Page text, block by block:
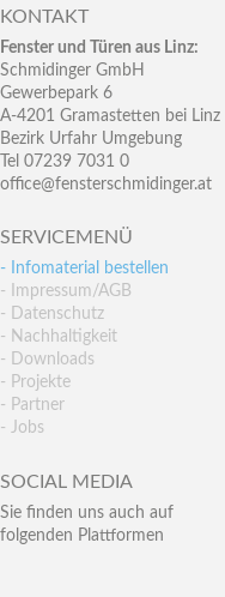
KONTAKT
Fenster und Türen aus Linz:
Schmidinger GmbH
Gewerbepark 6
A-4201 Gramastetten bei Linz
Bezirk Urfahr Umgebung
Tel 07239 7031 0
office@fensterschmidinger.at
SERVICEMENÜ
- Infomaterial bestellen
- Impressum/AGB
- Datenschutz
- Nachhaltigkeit
- Downloads
- Projekte
- Partner
- Jobs
SOCIAL MEDIA
Sie finden uns auch auf
folgenden Plattformen